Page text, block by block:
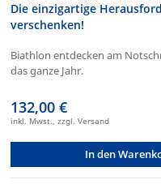
Die einzigartige
verschenken!
Biathlon entdecken am
das ganze Jahr.
132,00 €
inkl. Mwst., zzgl. Versand
In den